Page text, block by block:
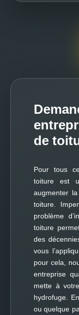
de
Pour tous
toiture est
augmenter
toiture.
problème
toiture
des
vous
pour cela,
entreprise
mette à
hydrofuge.
ou quelque